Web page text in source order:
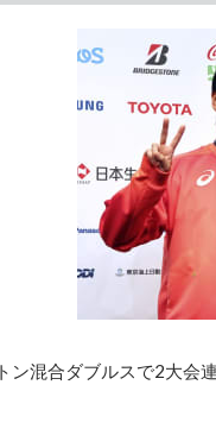
ン混合ダブルスで2大